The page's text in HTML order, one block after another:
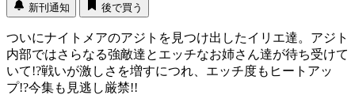
新刊通知 後で買う
ついにナイトメアのアジトを見つけ出したイリエ達。アジト
内部ではさらなる強敵達とエッチなお姉さん達が待ち受けて
いて!?戦いが激しさを増すにつれ、エッチ度もヒートアッ
プ!?今集も見逃し厳禁!!